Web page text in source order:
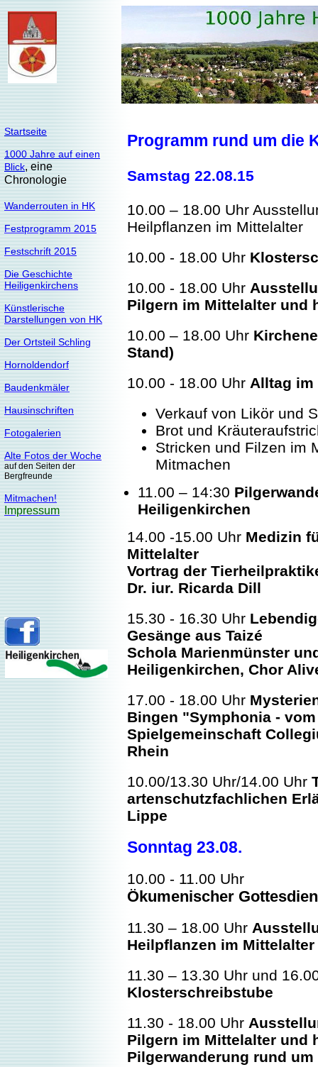
Startseite
1000 Jahre auf einen
Blick, eine
Chronologie
Wanderrouten in HK
Festprogramm 2015
Festschrift 2015
Die Geschichte
Heiligenkirchens
Künstlerische
Darstellungen von HK
Der Ortsteil Schling
Hornoldendorf
Baudenkmäler
Hausinschriften
Fotogalerien
Alte Fotos der Woche
auf den Seiten der
Bergfreunde
Mitmachen!
Impressum
Programm rund um die
Samstag 22.08.15
10.00 – 18.00 Uhr
Heilpflanzen im Mittelalter
10.00 - 18.00 Uhr
10.00 - 18.00 Uhr
Pilgern im Mittelalter und
10.00 – 18.00 Uhr
Stand)
10.00 - 18.00 Uhr Alltag im
Verkauf von Likör und
Brot und
Stricken und Filzen im
Mitmachen
11.00 – 14:30
Heiligenkirchen
14.00 -15.00 Uhr Medizin
Mittelalter
Vortrag der
Dr. iur. Ricarda Dill
15.30 - 16.30 Uhr
Gesänge aus Taizé
Schola Marienmünster
Heiligenkirchen, Chor
17.00 - 18.00 Uhr
Bingen "Symphonia -
Spielgemeinschaft
Rhein
10.00/13.30 Uhr/14.00 Uhr
artenschutzfachlichen
Lippe
Sonntag 23.08.
10.00 - 11.00 Uhr
Ökumenischer
11.30 – 18.00 Uhr
Heilpflanzen im Mittelalter
11.30 – 13.30 Uhr und
Klosterschreibstube
11.30 - 18.00 Uhr
Pilgern im Mittelalter und
Pilgerwanderung rund